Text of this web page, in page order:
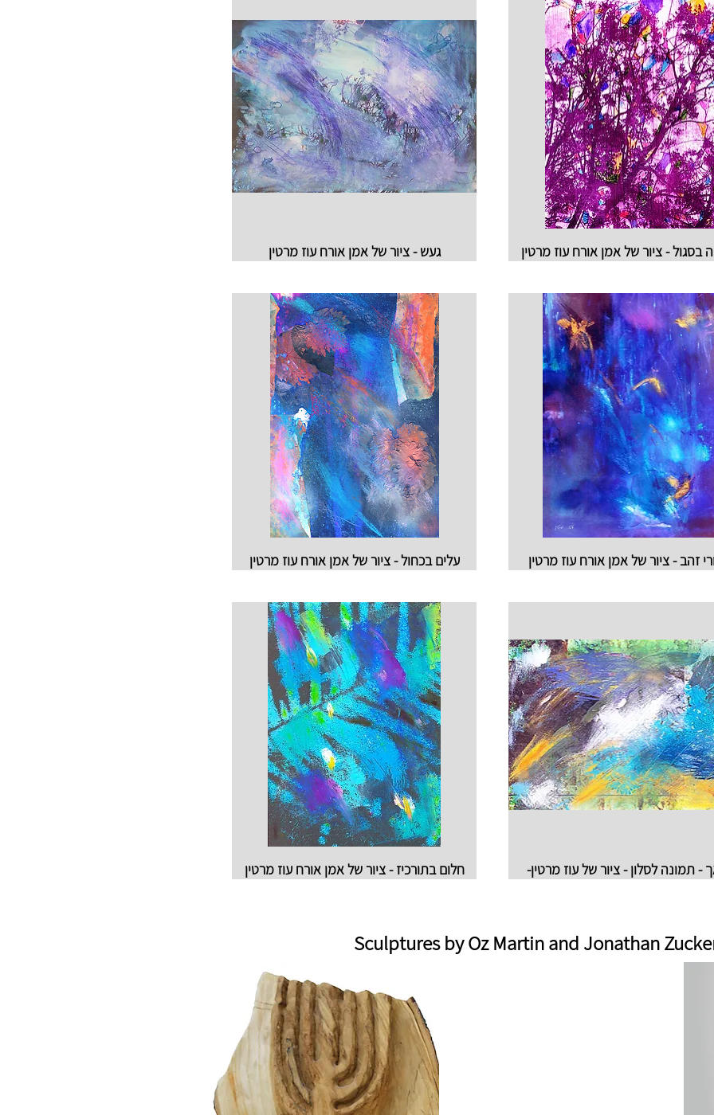
געש - ציור של אמן אורח עוז מרטין בסגול - ציור של אמן אורח עוז מרטין
עלים בכחול - ציור של אמן אורח עוז מרטין זהב - ציור של אמן אורח עוז מרטין
חלום בתורכיז - ציור של אמן אורח עוז מרטין - תמונה לסלון - ציור של עוז מרטין
Sculptures by Oz Martin and Jonathan